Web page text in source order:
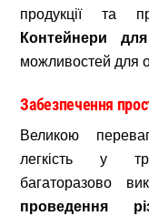
продукції та
Контейнери
можливостей для
Забезпечення
Великою
легкість у
багаторазово
проведення